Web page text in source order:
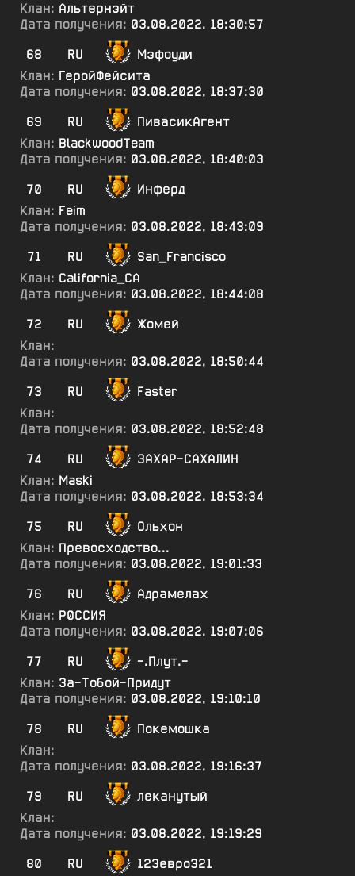
Клан: Альтернэйт
Дата получения: 03.08.2022, 18:30:57
68
RU
Мэфоуди
Клан: ГеройФейсита
Дата получения: 03.08.2022, 18:37:30
69
RU
ПивасикАгент
Клан: BlackwoodTeam
Дата получения: 03.08.2022, 18:40:03
70
RU
Инферд
Клан: Feim
Дата получения: 03.08.2022, 18:43:09
71
RU
San_Francisco
Клан: California_CA
Дата получения: 03.08.2022, 18:44:08
72
RU
Жомей
Клан:
Дата получения: 03.08.2022, 18:50:44
73
RU
Faster
Клан:
Дата получения: 03.08.2022, 18:52:48
74
RU
3АХАР-САХАЛИН
Клан: Maski
Дата получения: 03.08.2022, 18:53:34
75
RU
Ольхон
Клан: Превосходство...
Дата получения: 03.08.2022, 19:01:33
76
RU
Адрамелах
Клан: Р0ССИЯ
Дата получения: 03.08.2022, 19:07:06
77
RU
-.Плут.-
Клан: За-Тобой-Придут
Дата получения: 03.08.2022, 19:10:10
78
RU
Покемошка
Клан:
Дата получения: 03.08.2022, 19:16:37
79
RU
леканутый
Клан:
Дата получения: 03.08.2022, 19:19:29
80
RU
123евро321